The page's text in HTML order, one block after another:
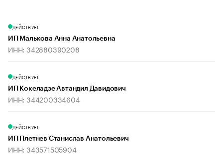
ДЕЙСТВУЕТ
ИП Малькова Анна Анатольевна
ИНН: 342880390208
ДЕЙСТВУЕТ
ИП Кокеладзе Автандил Давидович
ИНН: 344200334604
ДЕЙСТВУЕТ
ИП Плетнев Станислав Анатольевич
ИНН: 343571505904